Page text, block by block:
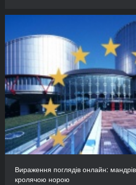
Вираження поглядів онлайн:
кролячою норою